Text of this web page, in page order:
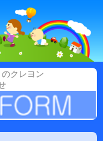
クレヨン